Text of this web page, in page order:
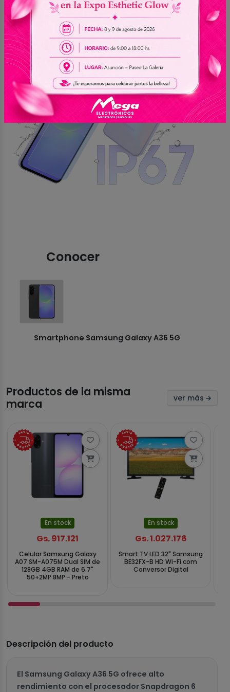
Conocer
Smartphone Samsung Galaxy A36 5G
Productos de la misma
marca
ver más
En stock
Gs. 917.121
Celular Samsung Galaxy
A07 SM-A075M Dual SIM de
128GB 4GB RAM de 6.7"
50+2MP 8MP - Preto
En stock
Gs. 1.027.176
Smart TV LED 32" Samsung
BE32FX-B HD Wi-Fi com
Conversor Digital
Descripción del producto
El Samsung Galaxy A36 5G ofrece alto
rendimiento con el procesador Snapdragon 6